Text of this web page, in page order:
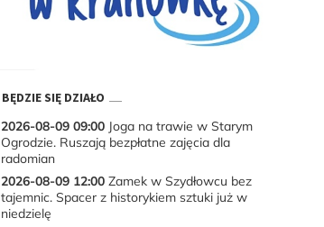
BĘDZIE SIĘ DZIAŁO
2026-08-09 09:00Joga na trawie w Starym
Ogrodzie. Ruszają bezpłatne zajęcia dla
radomian
2026-08-09 12:00Zamek w Szydłowcu bez
tajemnic. Spacer z historykiem sztuki już w
niedzielę